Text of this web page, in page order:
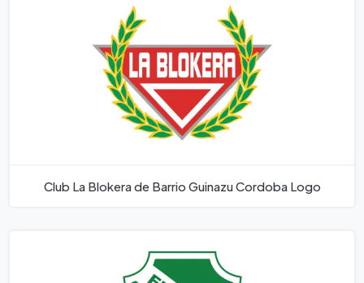
Club La Blokera de Barrio Guinazu Cordoba Logo